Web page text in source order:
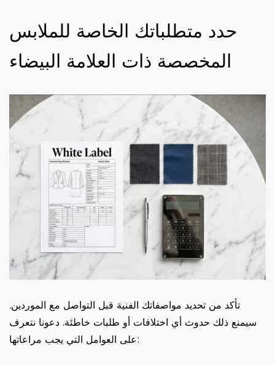
حدد متطلباتك الخاصة للملابس
المخصصة ذات العلامة البيضاء
تأكد من تحديد مواصفاتك الفنية قبل التواصل مع الموردين.
سيمنع ذلك حدوث أي اختلافات أو طلبات خاطئة. دعونا نتعرف
على العوامل التي يجب مراعاتها: